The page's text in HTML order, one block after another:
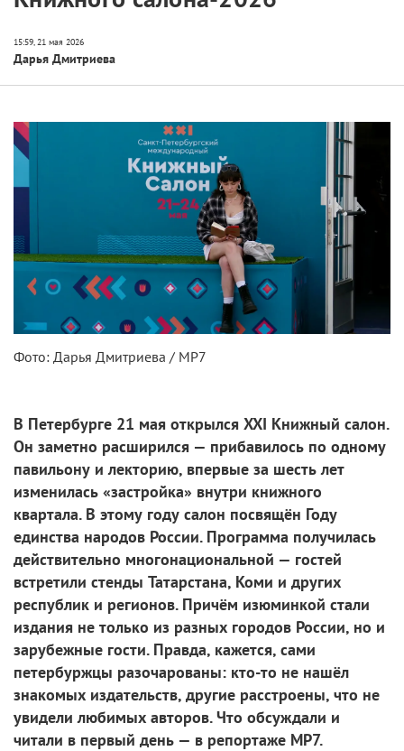
Дарья Дмитриева
Фото: Дарья Дмитриева / МР7
В Петербурге 21 мая открылся XXI Книжный салон.
Он заметно расширился — прибавилось по одному
павильону и лекторию, впервые за шесть лет
изменилась «застройка» внутри книжного
квартала. В этому году салон посвящён Году
единства народов России. Программа получилась
действительно многонациональной — гостей
встретили стенды Татарстана, Коми и других
республик и регионов. Причём изюминкой стали
издания не только из разных городов России, но и
зарубежные гости. Правда, кажется, сами
петербуржцы разочарованы: кто-то не нашёл
знакомых издательств, другие расстроены, что не
увидели любимых авторов. Что обсуждали и
читали в первый день — в репортаже МР7.